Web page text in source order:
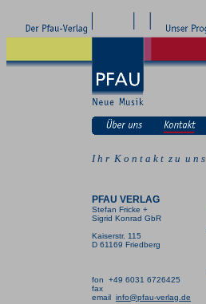
I h r K o n t a k t z u u n s
PFAU VERLAG
Stefan Fricke +
Sigrid Konrad GbR
Kaiserstr. 115
D 61169 Friedberg
fon +49 6031 6726425
fax
email info@pfau-verlag.de